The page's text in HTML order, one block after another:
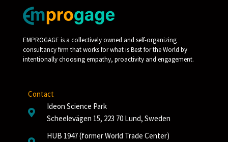
EMPROGAGE is a collectively owned and self-organizing
consultancy firm that works for what is Best for the World by
intentionally choosing empathy, proactivity and engagement.
Contact
Ideon Science Park
Scheelevägen 15, 223 70 Lund, Sweden
HUB 1947 (former World Trade Center)